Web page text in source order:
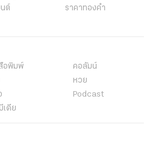
ต์
ราคาทองคำ
อพิมพ์
คอลัมน์
หวย
Podcast
เดีย